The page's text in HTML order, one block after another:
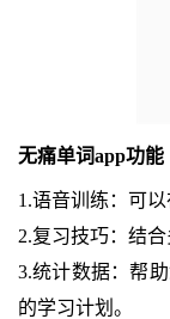
无痛单词app功能
1.语音训练：可
2.复习技巧：结
3.统计数据：帮
的学习计划。